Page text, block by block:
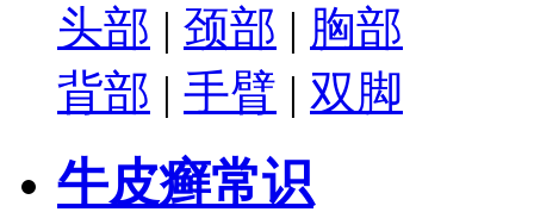
头部 | 颈部 | 胸部
背部 | 手臂 | 双脚
牛皮癣常识